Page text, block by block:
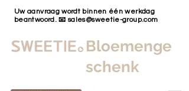
Bloemenge
schenk
Uw aanvraag wordt binnen één werkdag
beantwoord. 📧sales@sweetie-group.com